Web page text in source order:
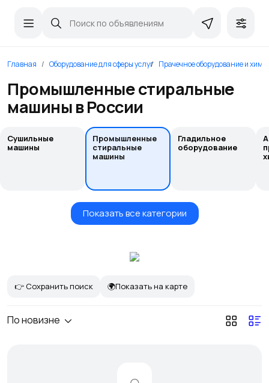
Главная Оборудование для сферы услуг Прачечное оборудование и
Промышленные стиральные
машины в России
Сушильные
машины
Промышленные
стиральные
машины
Гладильное
оборудование
Показать все категории
👉 Сохранить поиск 🌍Показать на карте
По новизне